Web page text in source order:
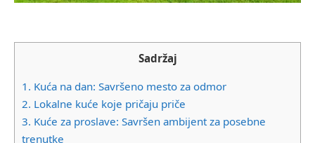
Sadržaj
1. Kuća na dan: Savršeno mesto za odmor
2. Lokalne kuće koje pričaju priče
3. Kuće za proslave: Savršen ambijent za posebne
trenutke